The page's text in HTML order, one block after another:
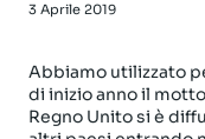
3 Aprile 2019
Abbiamo utilizzato
di inizio anno il
Regno Unito si è